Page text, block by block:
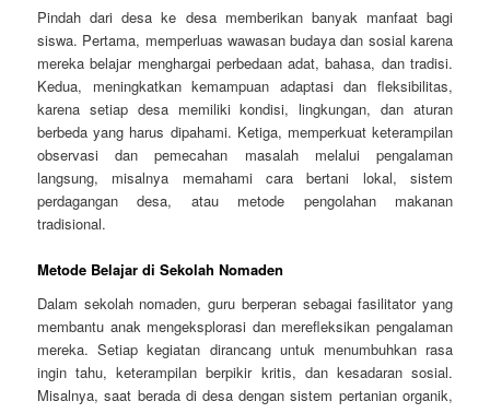
Pindah dari desa ke desa memberikan banyak manfaat bagi
siswa. Pertama, memperluas wawasan budaya dan sosial karena
mereka belajar menghargai perbedaan adat, bahasa, dan tradisi.
Kedua, meningkatkan kemampuan adaptasi dan fleksibilitas,
karena setiap desa memiliki kondisi, lingkungan, dan aturan
berbeda yang harus dipahami. Ketiga, memperkuat keterampilan
observasi dan pemecahan masalah melalui pengalaman
langsung, misalnya memahami cara bertani lokal, sistem
perdagangan desa, atau metode pengolahan makanan
tradisional.
Metode Belajar di Sekolah Nomaden
Dalam sekolah nomaden, guru berperan sebagai fasilitator yang
membantu anak mengeksplorasi dan merefleksikan pengalaman
mereka. Setiap kegiatan dirancang untuk menumbuhkan rasa
ingin tahu, keterampilan berpikir kritis, dan kesadaran sosial.
Misalnya, saat berada di desa dengan sistem pertanian organik,